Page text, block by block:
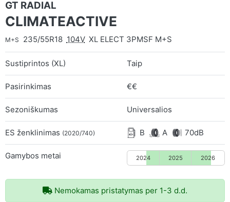
GT RADIAL
CLIMATEACTIVE
M+S 235/55R18 104V XL ELECT 3PMSF M+S
Sustiprintos (XL) Taip
Pasirinkimas €€
Sezoniškumas Universalios
ES ženklinimas (2020/740) B A 70dB
Gamybos metai 2024 2025 2026
Nemokamas pristatymas per 1-3 d.d.